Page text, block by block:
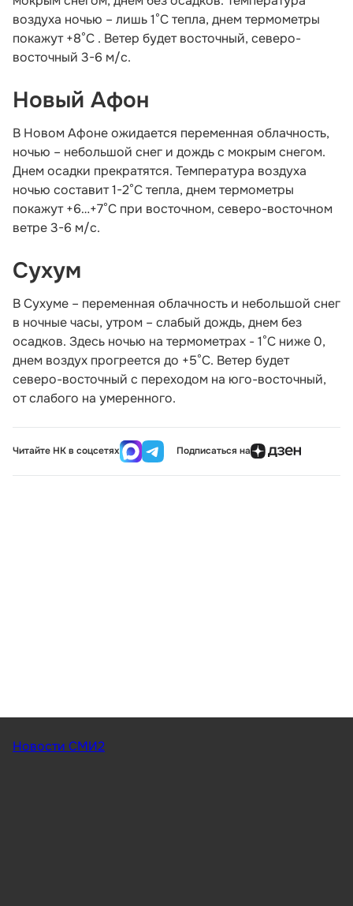
воздуха ночью – лишь 1°С тепла, днем термометры
покажут +8°С . Ветер будет восточный, северо-
восточный 3-6 м/с.
Новый Афон
В Новом Афоне ожидается переменная облачность,
ночью – небольшой снег и дождь с мокрым снегом.
Днем осадки прекратятся. Температура воздуха
ночью составит 1-2°С тепла, днем термометры
покажут +6…+7°С при восточном, северо-восточном
ветре 3-6 м/с.
Сухум
В Сухуме – переменная облачность и небольшой снег
в ночные часы, утром – слабый дождь, днем без
осадков. Здесь ночью на термометрах - 1°С ниже 0,
днем воздух прогреется до +5°С. Ветер будет
северо-восточный с переходом на юго-восточный,
от слабого на умеренного.
Читайте НК в соцсетях Подписаться на
Новости СМИ2